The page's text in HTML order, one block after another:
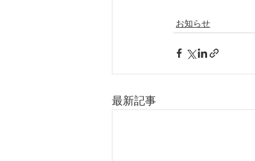
お知らせ
最新記事